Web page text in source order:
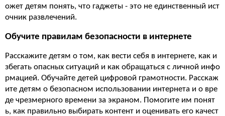
ожет детям понять, что гаджеты - это не единственный ист
очник развлечений.
Обучите правилам безопасности в интернете
Расскажите детям о том, как вести себя в интернете, как и
збегать опасных ситуаций и как обращаться с личной инфо
рмацией. Обучайте детей цифровой грамотности. Расскаж
ите детям о безопасном использовании интернета и о вре
де чрезмерного времени за экраном. Помогите им понят
ь, как правильно выбирать контент и оценивать его качест